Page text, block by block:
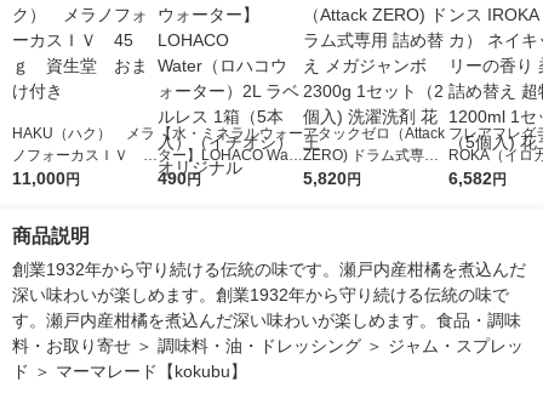
HAKU（ハク） メラ
ノフォーカスＩＶ 4
5ｇ 資生堂 おまけ
11,000円
【水・ミネラルウォー
ター】LOHACO Wate
r（ロハコウォータ
490円
アタックゼロ（Attack
ZERO) ドラム式専用
詰め替え メガジャン
5,820円
フレアフレグ
ROKA（イロ
イキッドリリ
6,582円
商品説明
創業1932年から守り続ける伝統の味です。瀬戸内産柑橘を煮込んだ
深い味わいが楽しめます。創業1932年から守り続ける伝統の味で
す。瀬戸内産柑橘を煮込んだ深い味わいが楽しめます。食品・調味
料・お取り寄せ ＞ 調味料・油・ドレッシング ＞ ジャム・スプレッ
ド ＞ マーマレード【kokubu】